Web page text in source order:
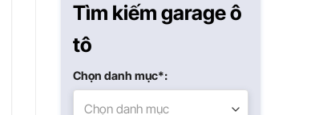
Tìm kiếm garage ô
tô
Chọn danh mục*:
Chọn danh mục